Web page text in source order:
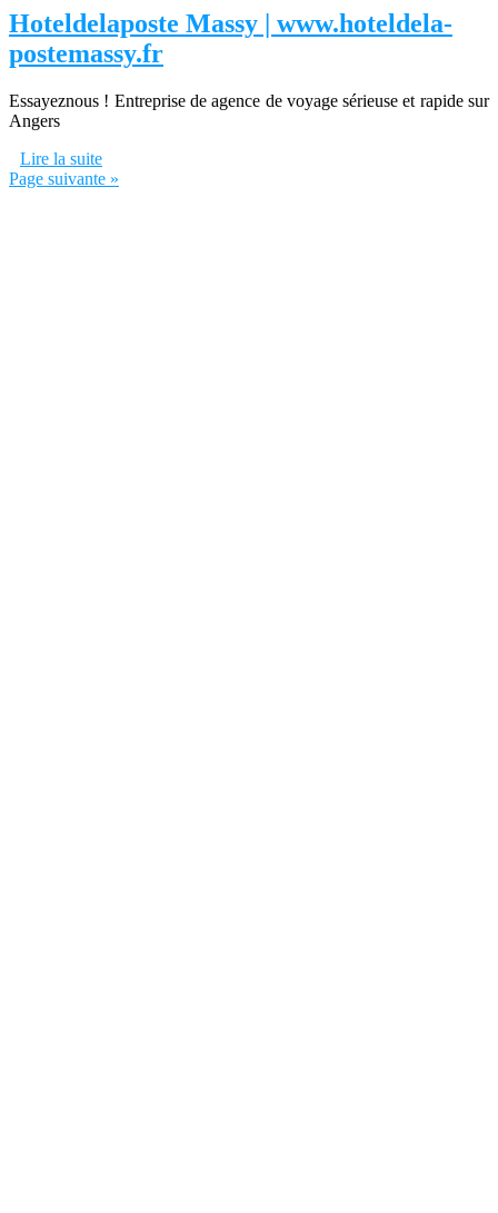
Hoteldelaposte Massy | www.hotel­dela­
postemassy.fr
Essayeznous ! Entreprise de agence de voyage sérieuse et rapide sur
Angers
Lire la suite
Page suivante »